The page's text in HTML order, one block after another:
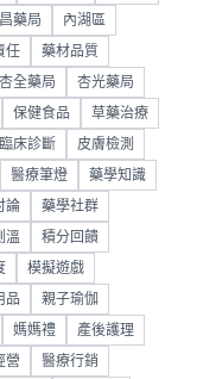
藥局 內湖區
任 藥材品質
杏全藥局 杏光藥局
保健食品 草藥治療
臨床診斷 皮膚檢測
醫療筆燈 藥學知識
論 藥學社群
溫 積分回饋
模擬遊戲
品 親子瑜伽
媽媽禮 產後護理
營 醫療行銷